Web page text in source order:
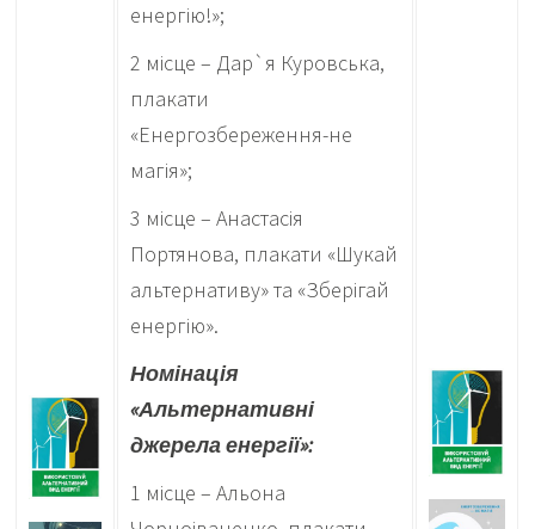
енергію!»;
2 місце – Дар`я Куровська,
плакати
«Енергозбереження-не
магія»;
3 місце – Анастасія
Портянова, плакати «Шукай
альтернативу» та «Зберігай
енергію».
Номінація
«Альтернативні
джерела енергії»:
1 місце – Альона